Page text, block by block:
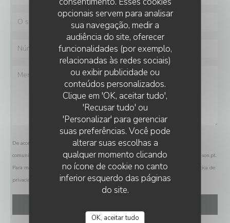
opcionais servem para analisar
sua navegação, medir a
audiência do site, oferecer
funcionalidades (por exemplo,
relacionadas às redes sociais)
ou exibir publicidade ou
conteúdos personalizados.
Clique em 'OK, aceitar tudo',
'Recusar tudo' ou
'Personalizar' para gerenciar
suas preferências. Você pode
alterar suas escolhas a
qualquer momento clicando
no ícone de cookie no canto
inferior esquerdo das páginas
do site.
OK, aceitar tudo
De acordo com a legislação de proteção de dados, tem o direito de se opor a
comunicações de marketing. Pode registar-se na Lista Robinson através de
robinson.pt.
Para mais informações sobre o tratamento dos seus dados, consulte a nossa
política de
privacidade